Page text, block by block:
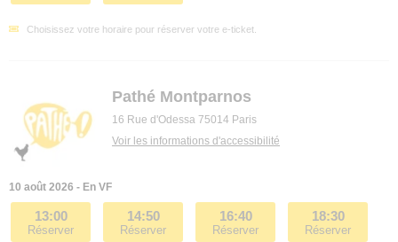
Choisissez votre horaire pour réserver votre e-ticket.
Pathé Montparnos
16 Rue d'Odessa 75014 Paris
Voir les informations d'accessibilité
10 août 2026 - En VF
13:00
Réserver
14:50
Réserver
16:40
Réserver
18:30
Réserver